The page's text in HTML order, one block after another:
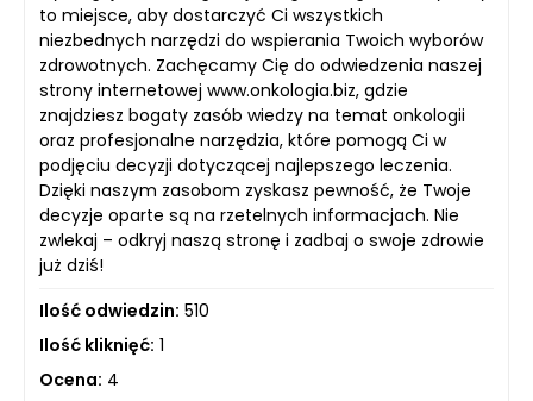
to miejsce, aby dostarczyć Ci wszystkich
niezbednych narzędzi do wspierania Twoich wyborów
zdrowotnych. Zachęcamy Cię do odwiedzenia naszej
strony internetowej www.onkologia.biz, gdzie
znajdziesz bogaty zasób wiedzy na temat onkologii
oraz profesjonalne narzędzia, które pomogą Ci w
podjęciu decyzji dotyczącej najlepszego leczenia.
Dzięki naszym zasobom zyskasz pewność, że Twoje
decyzje oparte są na rzetelnych informacjach. Nie
zwlekaj – odkryj naszą stronę i zadbaj o swoje zdrowie
już dziś!
Ilość odwiedzin: 510
Ilość kliknięć: 1
Ocena: 4